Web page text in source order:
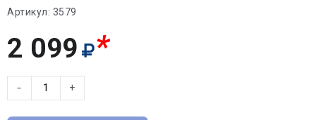
Артикул: 3579
2 099 *
− +